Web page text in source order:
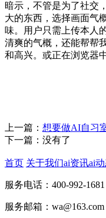
暗示，不管是为了社交
大的东西，选择画面气
味。用户只需上传本人
清爽的气概，还能帮帮
和高兴。或正在浏览器
上一篇： 想要做AI自习
下一篇：没有了
首页 关于我们ai资讯ai
服务电话：400-992-1681
服务邮箱：wa@163.com